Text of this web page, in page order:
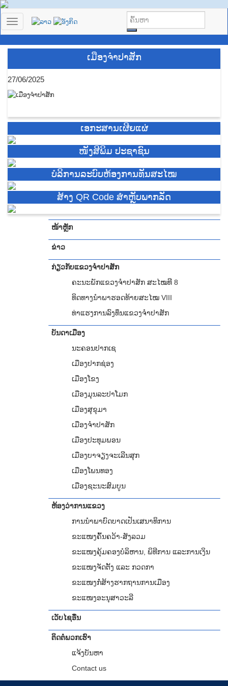
T
o
e
n
a
v
g
t
o
n
ເມືອງຈຳປາສັກ
27/06/2025
ເອກະສານເຜີຍແຜ່
ໜັງສີພິມ ປະຊາຊົນ
ບໍ​ລິ​ການ​ລະບົບຫ້ອງການທັນສະໄໝ
ສ້າງ QR Code ສຳຫຼັບພາກລັດ
ໜ້າຫຼັກ
ຂ່າວ
ກ່ຽວກັບແຂວງຈຳປາສັກ
ຄະນະພັກແຂວງຈຳປາສັກ ສະໄໝທີ 8
ທິດທາງນໍາພາຮອດທ້າຍສະໄໝ VIII
ທ່າແຮງການລົງທຶນແຂວງຈໍາປາສັກ
ບັນດາເມືອງ
ນະຄອນປາກເຊ
ເມືອງປາກຊ່ອງ
ເມືອງໂຂງ
ເມືອງມຸນລະປາໂມກ
ເມືອງສຸຂຸມາ
ເມືອງຈຳປາສັກ
ເມືອງປະທຸມພອນ
ເມືອງບາຈຽງຈະເລີນສຸກ
ເມືອງໂພນທອງ
ເມືອງຊະນະສົມບູນ
ຫ້ອງວ່າການແຂວງ
ການ​​ນຳພາ​ບົດບາດ​​ເປັນເສນາ​ທິການ
ຂະແໜງຄົ້ນຄວ້າ-ສັງລວມ
ຂະແໜງຄຸ້ມຄອງບໍລິຫານ, ພິທີການ ແລະການເງິນ
ຂະແໜງຈັດຕັ້ງ ແລະ ກວດກາ
ຂະແໜງກໍ່ສ້າງຮາກຖານການເມືອງ
ຂະແໜງອະນຸສາວະລີ
ເວັບໄຊອື່ນ
ຕິດຕໍ່ພວກເຮົາ
ແຈ້ງບັນຫາ
Contact us